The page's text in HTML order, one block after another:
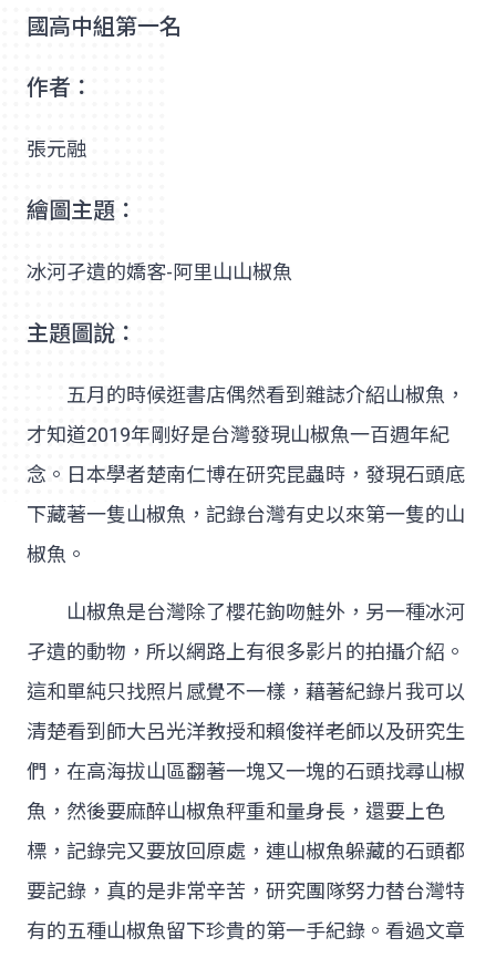
國高中組第一名
作者：
張元融
繪圖主題：
冰河孑遺的嬌客-阿里山山椒魚
主題圖說：
五月的時候逛書店偶然看到雜誌介紹山椒魚，
才知道2019年剛好是台灣發現山椒魚一百週年紀
念。日本學者楚南仁博在研究昆蟲時，發現石頭底
下藏著一隻山椒魚，記錄台灣有史以來第一隻的山
椒魚。
山椒魚是台灣除了櫻花鉤吻鮭外，另一種冰河
孑遺的動物，所以網路上有很多影片的拍攝介紹。
這和單純只找照片感覺不一樣，藉著紀錄片我可以
清楚看到師大呂光洋教授和賴俊祥老師以及研究生
們，在高海拔山區翻著一塊又一塊的石頭找尋山椒
魚，然後要麻醉山椒魚秤重和量身長，還要上色
標，記錄完又要放回原處，連山椒魚躲藏的石頭都
要記錄，真的是非常辛苦，研究團隊努力替台灣特
有的五種山椒魚留下珍貴的第一手紀錄。看過文章